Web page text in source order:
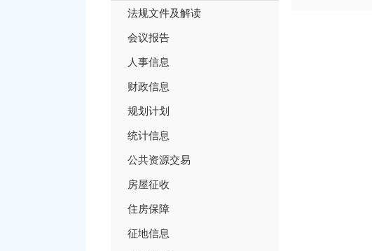
法规文件及解读
会议报告
人事信息
财政信息
规划计划
统计信息
公共资源交易
房屋征收
住房保障
征地信息